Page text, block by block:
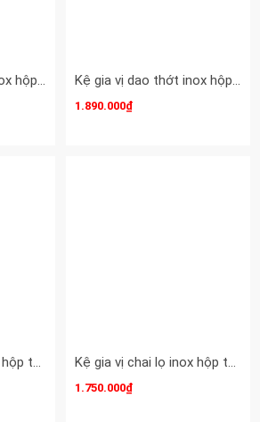
Kệ gia vị dao thớt inox hộp tủ 350 EUROGOLD-KAG-ED239 Kệ gia vị dao thớt inox hộp tủ 400 EUROGOLD-KAG-ED240
1.890.000₫
Kệ gia vị chai lọ inox hộp tủ 350 EUROGOLD-KAG-ED242 Kệ gia vị chai lọ inox hộp tủ 300 EUROGOLD-KAG-ED241
1.750.000₫